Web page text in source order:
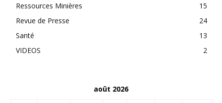
Ressources Minières
15
Revue de Presse
24
Santé
13
VIDEOS
2
août 2026